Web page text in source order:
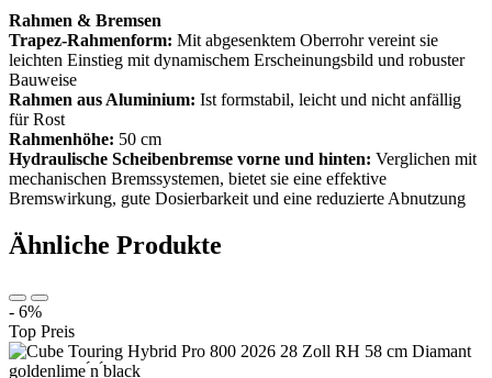
Rahmen & Bremsen
Trapez-Rahmenform: Mit abgesenktem Oberrohr vereint sie
leichten Einstieg mit dynamischem Erscheinungsbild und robuster
Bauweise
Rahmen aus Aluminium: Ist formstabil, leicht und nicht anfällig
für Rost
Rahmenhöhe: 50 cm
Hydraulische Scheibenbremse vorne und hinten: Verglichen mit
mechanischen Bremssystemen, bietet sie eine effektive
Bremswirkung, gute Dosierbarkeit und eine reduzierte Abnutzung
Ähnliche Produkte
- 6%
Top Preis